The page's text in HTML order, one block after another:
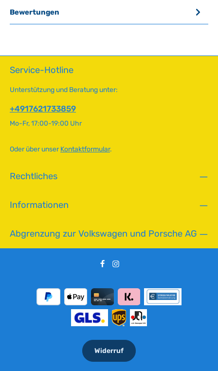
Bewertungen
Service-Hotline
Unterstützung und Beratung unter:
+4917621733859
Mo-Fr, 17:00-19:00 Uhr
Oder über unserKontaktformular.
Rechtliches
Informationen
Abgrenzung zur Volkswagen und Porsche AG
Widerruf